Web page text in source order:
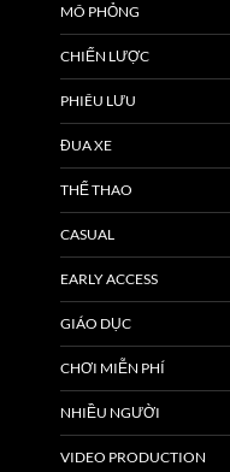
MÔ PHỎNG
CHIẾN LƯỢC
PHIÊU LƯU
ĐUA XE
THỂ THAO
CASUAL
EARLY ACCESS
GIÁO DỤC
CHƠI MIỄN PHÍ
NHIỀU NGƯỜI
VIDEO PRODUCTION